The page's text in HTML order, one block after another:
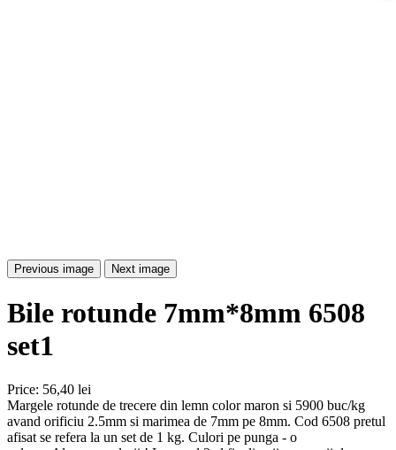
Previous image Next image
Bile rotunde 7mm*8mm 6508
set1
Price: 56,40 lei
Margele rotunde de trecere din lemn color maron si 5900 buc/kg
avand orificiu 2.5mm si marimea de 7mm pe 8mm. Cod 6508 pretul
afisat se refera la un set de 1 kg. Culori pe punga - o